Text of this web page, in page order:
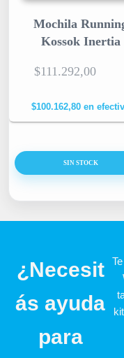
Mochila
Kossok Inertia
$111.292,00
$100.162,80en
SIN STOCK
¿Necesit
ás ayuda
para